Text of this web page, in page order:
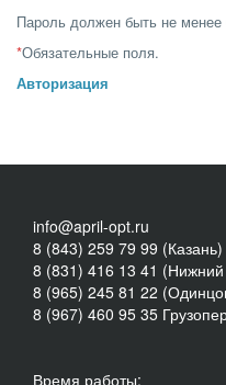
Пароль должен быть не
*Обязательные поля.
Авторизация
info@april-opt.ru
8 (843) 259 79 99 (Казань)
8 (831) 416 13 41 (Нижний
8 (965) 245 81 22
8 (967) 460 95 35
Время работы: